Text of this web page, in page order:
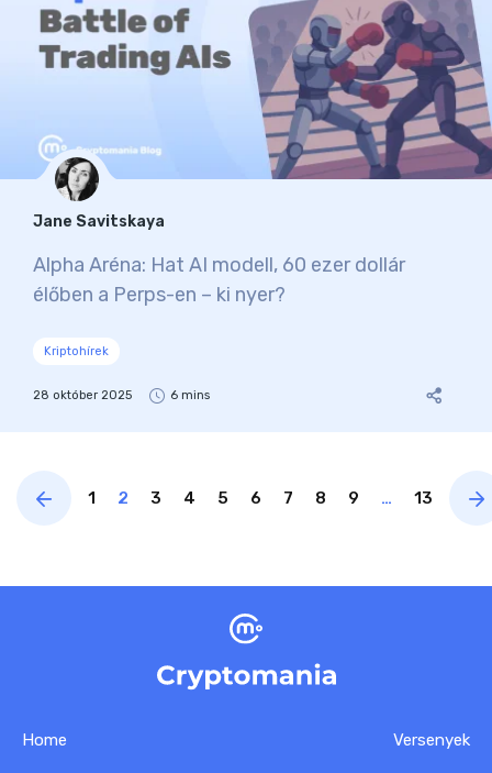
Jane Savitskaya
Alpha Aréna: Hat AI modell, 60 ezer dollár
élőben a Perps-en – ki nyer?
Kriptohírek
28 október 2025 6 mins
1 2 3 4 5 6 7 8 9 … 13
Home Versenyek